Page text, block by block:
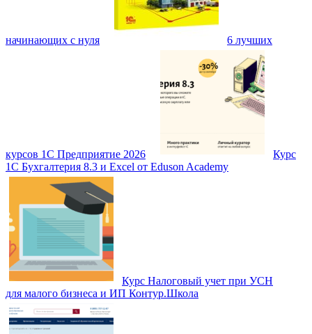
начинающих с нуля 6 лучших
курсов 1С Предприятие 2026
Курс
1С Бухгалтерия 8.3 и Excel от Eduson Academy
Курс Налоговый учет при УСН
для малого бизнеса и ИП Контур.Школа